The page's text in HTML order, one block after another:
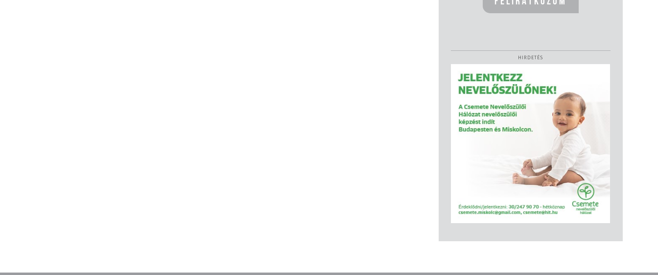
HIRDETÉS